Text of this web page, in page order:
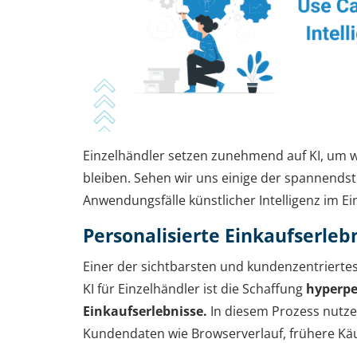
Einzelhändler setzen zunehmend auf KI, um
bleiben. Sehen wir uns einige der
Anwendungsfälle künstlicher Intelligenz im
Personalisierte
Einer der sichtbarsten und
KI für Einzelhändler ist die Schaffung
Einkaufserlebnisse. In diesem Prozess
Kundendaten wie Browserverlauf, frühere